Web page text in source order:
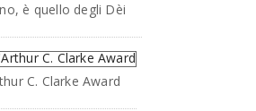
è quello degli Dèi
C. Clarke Award